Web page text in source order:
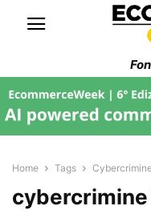
Home Tags